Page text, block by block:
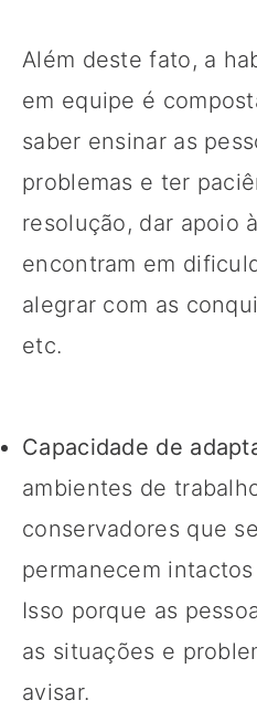
Além deste fato, a
em equipe é
saber ensinar as
problemas e ter
resolução, dar apoio
encontram em
alegrar com as
etc.
Capacidade de
ambientes de
conservadores que
permanecem
Isso porque as
as situações e
avisar.